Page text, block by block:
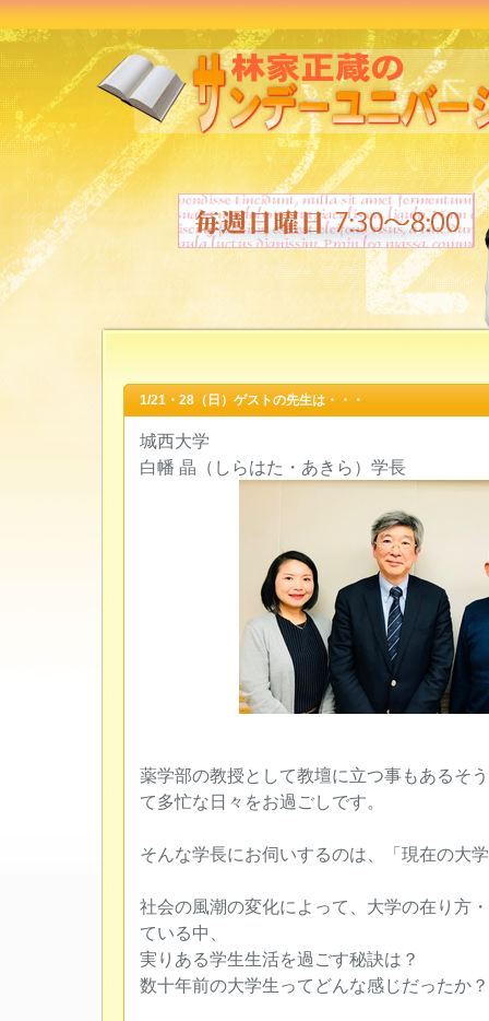
1/21・28（日）ゲストの先生は・・・
城西大学
白幡 晶（しらはた・あきら）学長
薬学部の教授として教壇に立つ事もあるそ
て多忙な日々をお過ごしです。
そんな学長にお伺いするのは、「現在の大
社会の風潮の変化によって、大学の在り方
ている中、
実りある学生生活を過ごす秘訣は？
数十年前の大学生ってどんな感じだったか？